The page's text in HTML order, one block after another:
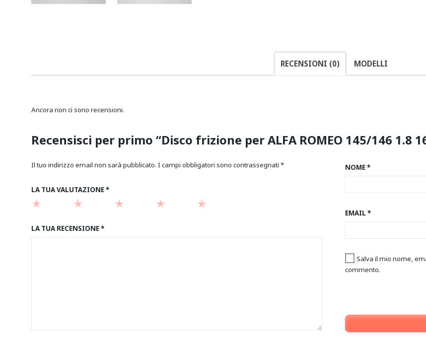
RECENSIONI (0) MODELLI
Ancora non ci sono recensioni.
Recensisci per primo “Disco frizione per ALFA ROMEO 145/146 1.8
Il tuo indirizzo email non sarà pubblicato. I campi obbligatori sono contrassegnati*
LA TUA VALUTAZIONE*
LA TUA RECENSIONE*
NOME*
EMAIL *
Salva il mio nome,
commento.